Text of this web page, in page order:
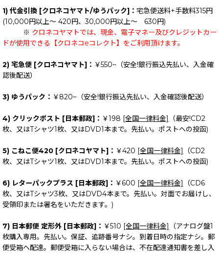
1) 代金引換 [クロネコヤマト/ゆうパック]： 宅急便送料+手数料315円
(10,000円以上～ 420円、30,000円以上～ 630円)
※ クロネコヤマトでは、現金、電子マネー及びクレジットカー
ドが使用できる【クロネコeコレクト】をご利用頂けます。
2) 宅急便 [クロネコヤマト]： ￥550~（安全!銀行振込先払い、入金確
認後配送）
3) ゆうパック： ￥820~（安全!銀行振込先払い、入金確認後配送）
4) クリックポスト [日本郵政]： ￥198 [全国一律料金]
（最安!CD2
枚、又はTシャツ1枚、又はDVD1本まで。先払い。ポストへの投函)
5) こねこ便420 [クロネコヤマト]： ￥420 [全国一律料金]
（CD2
枚、又はTシャツ1枚、又はDVD1本まで。先払い。ポストへの投函)
6) レターパックプラス [日本郵政]： ￥600 [全国一律料金]
（CD6
枚、又はTシャツ3枚、又はDVD4本まで。先払い。対面でお届けし、
受領印または署名をいただきます。)
7) 日本郵便 定形外 [日本郵政]： ￥510 [全国一律料金]
（アナログ盤1
枚購入専用。先払い。保証、追跡番号ナシ。到着日時の指定ナシ。郵
便受箱へ配達。郵便受箱に入らない場合は、不在配達通知書を差し入